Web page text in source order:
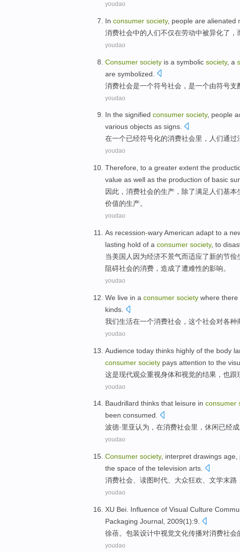
youdao
In consumer society, people are alienated
消费社会中的 人们不仅在劳动中被异化了，
youdao
Consumer society is a symbolic society, a
are symbolized
消费社会是一个符号社会，是一个由符号支
youdao
In the signified consumer society, people
various objects as signs.
在一个已经符号化的消费社会里， 人们通过
youdao
Therefore , to a greater extent the
value as well as the production of basic
因此 ， 消费社会的生产 ， 除了满足人们基本
价值的生产。
youdao
As recession-waryAmerican adapt to a
lasting hold of a consumer society, to
当美国人 因为经济不景气而适应了新的节俭
阻碍社会的消费 ， 造成了遭难性的影响。
youdao
We live in a consumer society where there
kinds
我们生活在一个消费社会 ， 这个社会对各种
youdao
Audience today thinks highly of the body
consumer society pays attention to the
这是现代观众重视身体和视觉的结果，也跟
youdao
Baudrillard thinks that leisure in consumer
been consumed.
波德·里亚认为 ， 在消费社会里 ， 休闲已经
youdao
Consumer society, interpret drawings age
the space of the television arts
消费社会 、读图时代 大众狂欢 文学末路
youdao
XU Bei Influence of Visual Culture
Packaging Journal , 2009(1):9
徐蓓。 包装设计中视觉文化传播对消费社会
youdao